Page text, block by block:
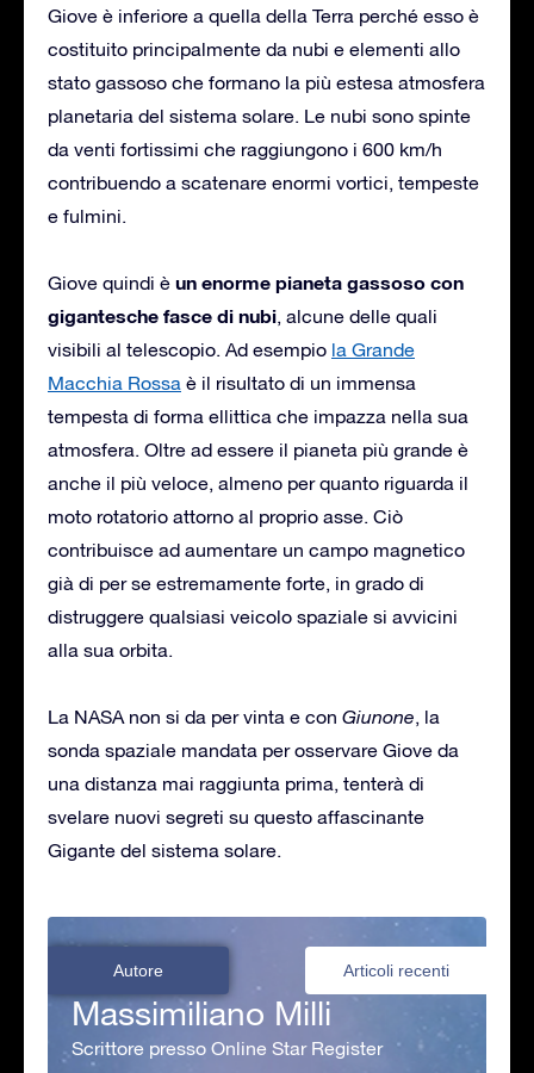
Giove è inferiore a quella della Terra perché esso è
costituito principalmente da nubi e elementi allo
stato gassoso che formano la più estesa atmosfera
planetaria del sistema solare. Le nubi sono spinte
da venti fortissimi che raggiungono i 600 km/h
contribuendo a scatenare enormi vortici, tempeste
e fulmini.
Giove quindi è un enorme pianeta gassoso con
gigantesche fasce di nubi, alcune delle quali
visibili al telescopio. Ad esempio la Grande
Macchia Rossa è il risultato di un immensa
tempesta di forma ellittica che impazza nella sua
atmosfera. Oltre ad essere il pianeta più grande è
anche il più veloce, almeno per quanto riguarda il
moto rotatorio attorno al proprio asse. Ciò
contribuisce ad aumentare un campo magnetico
già di per se estremamente forte, in grado di
distruggere qualsiasi veicolo spaziale si avvicini
alla sua orbita.
La NASA non si da per vinta e con Giunone, la
sonda spaziale mandata per osservare Giove da
una distanza mai raggiunta prima, tenterà di
svelare nuovi segreti su questo affascinante
Gigante del sistema solare.
Autore Articoli recenti
Massimiliano Milli
Scrittore presso Online Star Register